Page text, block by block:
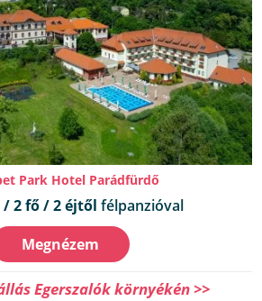
Park Hotel Parádfürdő
/ 2 fő / 2 éjtől félpanzióval
Megnézem
Egerszalók környékén >>